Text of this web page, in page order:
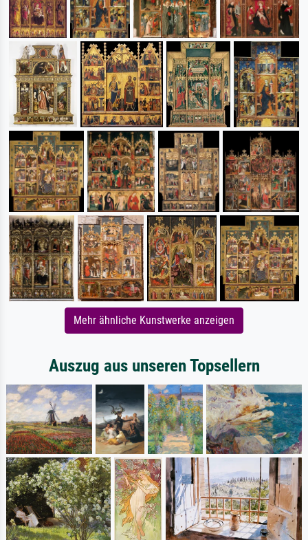
Mehr ähnliche Kunstwerke anzeigen
Auszug aus unseren Topsellern